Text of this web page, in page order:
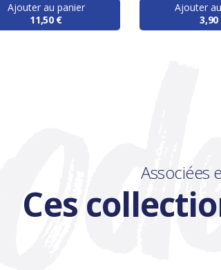
Associées
Ces
Ajouter au panier
11,50 €
Ajouter
3,90